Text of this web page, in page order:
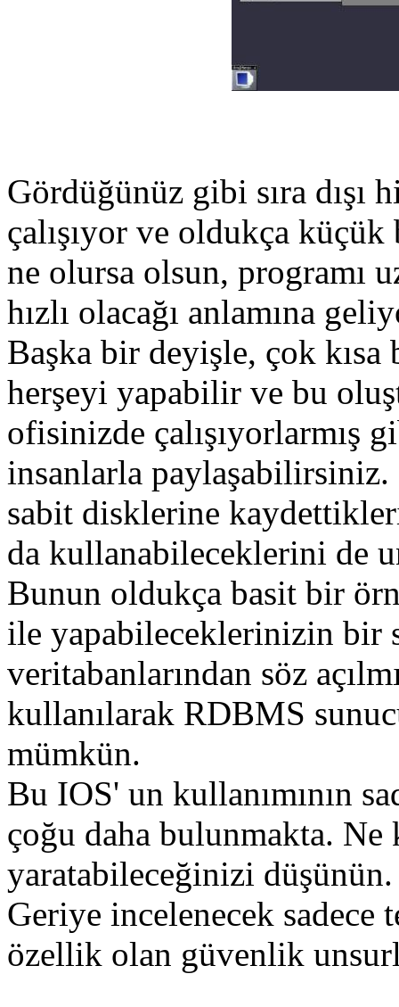
Gördüğünüz gibi sıra dışı
çalışıyor ve oldukça
ne olursa olsun, programı
hızlı olacağı anlamına
Başka bir deyişle, çok
herşeyi yapabilir ve bu
ofisinizde çalışıyorlarmış
insanlarla paylaşabilirsiniz.
sabit disklerine
da kullanabileceklerini de
Bunun oldukça basit bir
ile yapabileceklerinizin bir
veritabanlarından söz
kullanılarak RDBMS
mümkün.
Bu IOS' un kullanımının
çoğu daha bulunmakta.
yaratabileceğinizi düşünün.
Geriye incelenecek sadece
özellik olan güvenlik